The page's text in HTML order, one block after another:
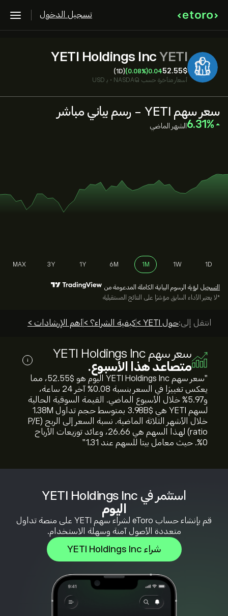
تسجيل الدخول
YETI Holdings Inc YETI
52.55‎$‎
0.04
(0.08%)
(1D)
أسعار متأخرة حسب NASDAQ
• بـ USD
استثمر في YETI Holdings Inc
اليوم
قم بإنشاء حساب eToro لشراء سهم YETI على منصة تداول
متعددة الأصول آمنة وسهلة الاستخدام.
شراء YETI Holdings Inc
سعر سهم YETI - رسم بياني مباشر
‎6.31‎ الشهر الماضي
1D
1W
1M
6M
1Y
3Y
MAX
التسجيل لرؤية الرسوم البيانية الكاملة المدعومة من
*لا يعتبر الأداء السابق مؤشرًا على النتائج المستقبلية
انتقل إلى:حول YETI > كيفية الشراء؟ >أهم الإرشادات >
سعر سهم YETI Holdings Inc
متصاعد هذا الأسبوع.
i
"سعر سهم YETI Holdings Inc اليوم هو 52.55‎$‎، مما
يعكس تغييرًا في السعر بنسبة ‎0.08‎% آخر 24 ساعة،
و‎5.97‎% خلال الأسبوع الماضي. القيمة السوقية الحالية
لسهم YETI هي 3.98B‎$‎ بمتوسط حجم تداول 1.38M
خلال الأشهر الثلاثة الماضية. نسبة السعر إلى الربح (P/E
ratio) لهذا السهم هي 26.66، وعائد توزيعات الأرباح
0%. حيث معامل بيتا للسهم عند 1.31"